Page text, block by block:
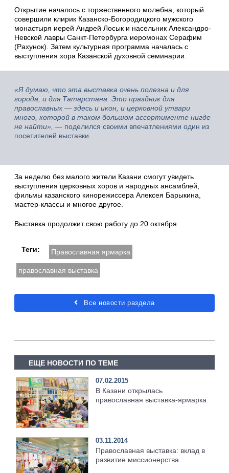
Открытие началось с торжественного молебна, который
совершили клирик Казанско-Богородицкого мужского
монастыря иерей Андрей Лосык и насельник Александро-
Невской лавры Санкт-Петербурга иеромонах Серафим
(Рахунок). Затем культурная программа началась с
выступления хора Казанской духовной семинарии.
«Я думаю, что эта выставка очень полезна и для
города, и для Татарстана. Это праздник для
православных — здесь и икон, и церковной утвари
много, которой в таком большом ассортименте нигде
не найти», — поделился своими впечатлениями один из
посетителей выставки.
За неделю без малого жители Казани смогут увидеть
выступления церковных хоров и народных ансамблей,
фильмы казанского кинорежиссера Алексея Барыкина,
мастер-классы и многое другое.
Выставка продолжит свою работу до 20 октября.
Теги: Православная ярмарка
православная выставка
Все новости раздела
ЕЩЕ НОВОСТИ ПО ТЕМЕ
07.02.2015
В Казани открылась
православная выставка-ярмарка
03.11.2014
Православная выставка: вклад в
развитие миссионерства